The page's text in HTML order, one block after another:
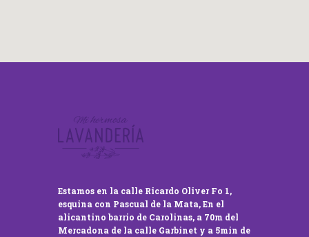
Estamos en la calle Ricardo Oliver Fo 1,
esquina con Pascual de la Mata, En el
alicantino barrio de Carolinas, a 70m del
Mercadona de la calle Garbinet y a 5min de